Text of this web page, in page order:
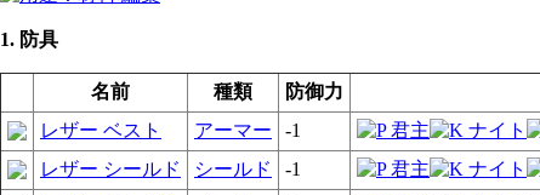
1. 防具
名前 種類 防御力
レザー ベスト
アーマー -1
レザー シールド
シールド -1